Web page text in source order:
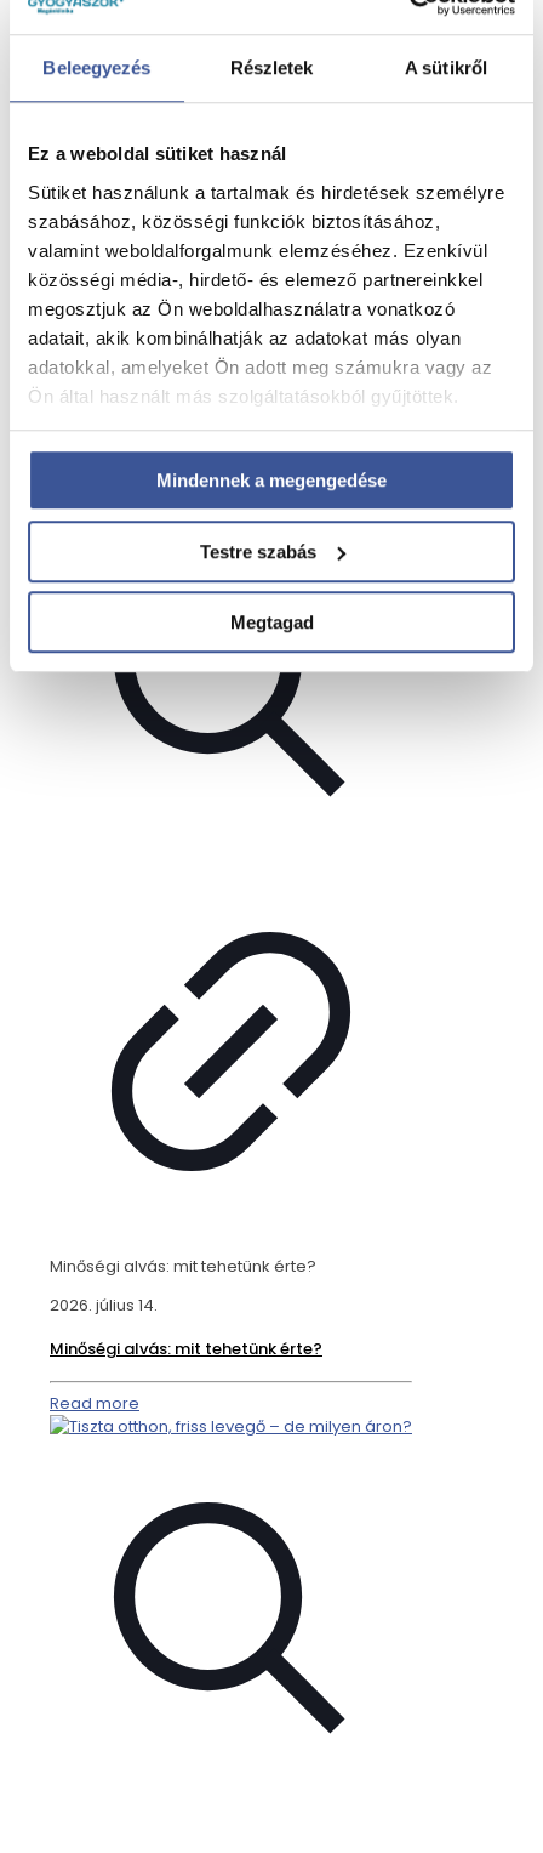
Beleegyezés Részletek A sütikről
Ez a weboldal sütiket használ
Sütiket használunk a tartalmak és hirdetések személyre
szabásához, közösségi funkciók biztosításához,
valamint weboldalforgalmunk elemzéséhez. Ezenkívül
közösségi média-, hirdető- és elemező partnereinkkel
megosztjuk az Ön weboldalhasználatra vonatkozó
adatait, akik kombinálhatják az adatokat más olyan
adatokkal, amelyeket Ön adott meg számukra vagy az
Ön által használt más szolgáltatásokból gyűjtöttek.
Mindennek a megengedése
Testre szabás
Megtagad
Nyári hidratálás – mit igyunk a melegben?
2026. július 28.
Nyári hidratálás – mit igyunk a melegben?
Minőségi alvás: mit tehetünk érte?
2026. július 14.
Minőségi alvás: mit tehetünk érte?
Read more